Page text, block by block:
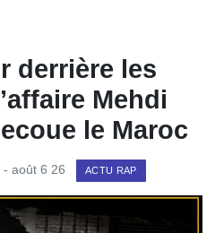
derrière les
Mehdi
le Maroc
- août 6 26 ACTU RAP